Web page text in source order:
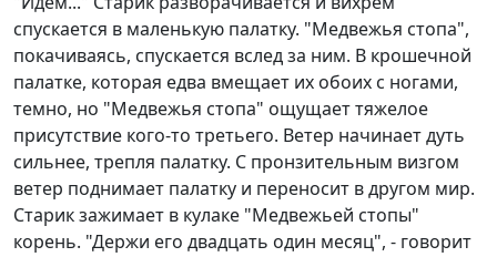
спускается в маленькую палатку. "Медвежья стопа",
покачиваясь, спускается вслед за ним. В крошечной
палатке, которая едва вмещает их обоих с ногами,
темно, но "Медвежья стопа" ощущает тяжелое
присутствие кого-то третьего. Ветер начинает дуть
сильнее, трепля палатку. С пронзительным визгом
ветер поднимает палатку и переносит в другом мир.
Старик зажимает в кулаке "Медвежьей стопы"
корень. "Держи его двадцать один месяц", - говорит